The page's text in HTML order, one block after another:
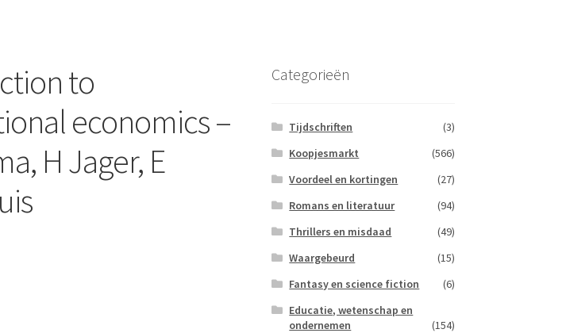
to
economics –
H Jager, E
Categorieën
Tijdschriften
(3)
Koopjesmarkt
(566)
Voordeel en kortingen
(27)
Romans en literatuur
(94)
Thrillers en misdaad
(49)
Waargebeurd
(15)
Fantasy en science fiction
(6)
Educatie, wetenschap en
ondernemen
(154)